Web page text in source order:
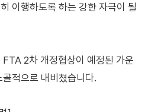
이행하도록 하는 강한 자극이 될
2차 개정협상이 예정된 가운
적으로 내비쳤습니다.